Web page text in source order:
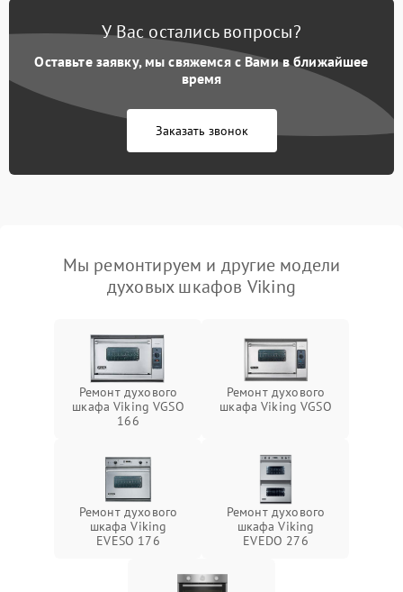
У Вас остались вопросы?
Оставьте заявку, мы свяжемся с Вами в ближайшее
время
Заказать звонок
Мы ремонтируем и другие модели
духовых шкафов Viking
Ремонт духового
шкафа Viking VGSO
166
Ремонт духового
шкафа Viking VGSO
Ремонт духового
шкафа Viking
EVESO 176
Ремонт духового
шкафа Viking
EVEDO 276